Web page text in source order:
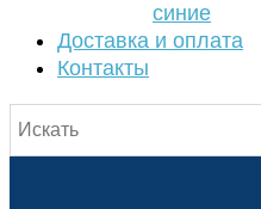
синие
Доставка и оплата
Контакты